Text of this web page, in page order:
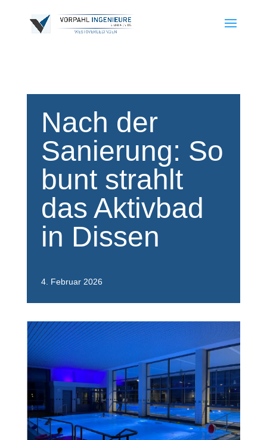
Nach der
Sanierung: So
bunt strahlt
das Aktivbad
in Dissen
4. Februar 2026